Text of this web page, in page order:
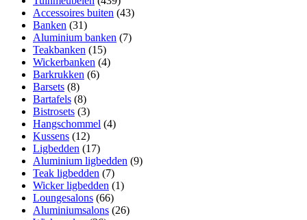
Accessoires buiten (43)
Banken (31)
Aluminium banken (7)
Teakbanken (15)
Wickerbanken (4)
Barkrukken (6)
Barsets (8)
Bartafels (8)
Bistrosets (3)
Hangschommel (4)
Kussens (12)
Ligbedden (17)
Aluminium ligbedden (9)
Teak ligbedden (7)
Wicker ligbedden (1)
Loungesalons (66)
Aluminiumsalons (26)